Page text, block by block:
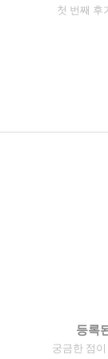
첫 번째 후
등록
궁금한 점